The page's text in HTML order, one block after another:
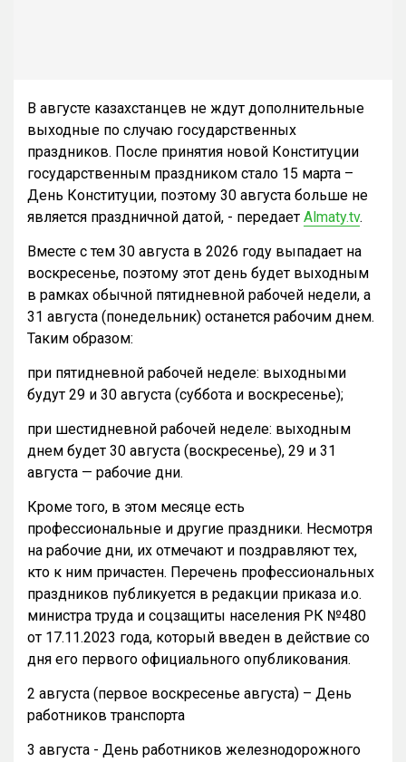
В августе казахстанцев не ждут дополнительные
выходные по случаю государственных
праздников. После принятия новой Конституции
государственным праздником стало 15 марта –
День Конституции, поэтому 30 августа больше не
является праздничной датой, - передает Almaty.tv.
Вместе с тем 30 августа в 2026 году выпадает на
воскресенье, поэтому этот день будет выходным
в рамках обычной пятидневной рабочей недели, а
31 августа (понедельник) останется рабочим днем.
Таким образом:
при пятидневной рабочей неделе: выходными
будут 29 и 30 августа (суббота и воскресенье);
при шестидневной рабочей неделе: выходным
днем будет 30 августа (воскресенье), 29 и 31
августа — рабочие дни.
Кроме того, в этом месяце есть
профессиональные и другие праздники. Несмотря
на рабочие дни, их отмечают и поздравляют тех,
кто к ним причастен. Перечень профессиональных
праздников публикуется в редакции приказа и.о.
министра труда и соцзащиты населения РК №480
от 17.11.2023 года, который введен в действие со
дня его первого официального опубликования.
2 августа (первое воскресенье августа) – День
работников транспорта
3 августа - День работников железнодорожного